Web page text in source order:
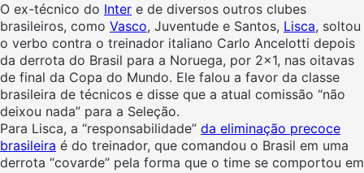
O ex-técnico do Inter e de diversos outros clubes
brasileiros, como Vasco, Juventude e Santos, Lisca, soltou
o verbo contra o treinador italiano Carlo Ancelotti depois
da derrota do Brasil para a Noruega, por 2×1, nas oitavas
de final da Copa do Mundo. Ele falou a favor da classe
brasileira de técnicos e disse que a atual comissão “não
deixou nada” para a Seleção.
Para Lisca, a “responsabilidade” da eliminação precoce
brasileira é do treinador, que comandou o Brasil em uma
derrota “covarde” pela forma que o time se comportou em